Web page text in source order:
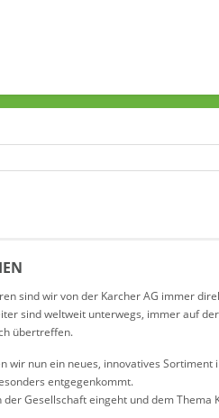
sind wir von der Karcher AG immer
sind weltweit unterwegs, immer auf
übertreffen.
wir nun ein neues, innovatives Sortiment
entgegenkommt.
Gesellschaft eingeht und dem Thema